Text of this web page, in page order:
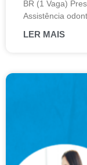
BR (1 Vaga)
Assistência
LER MAIS